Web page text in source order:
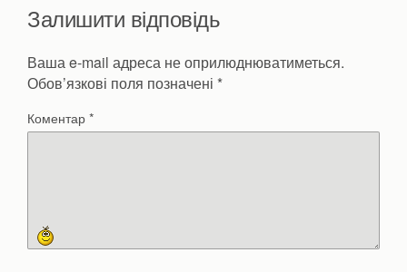
Залишити відповідь
Ваша e-mail адреса не оприлюднюватиметься.
Обов’язкові поля позначені *
Коментар*